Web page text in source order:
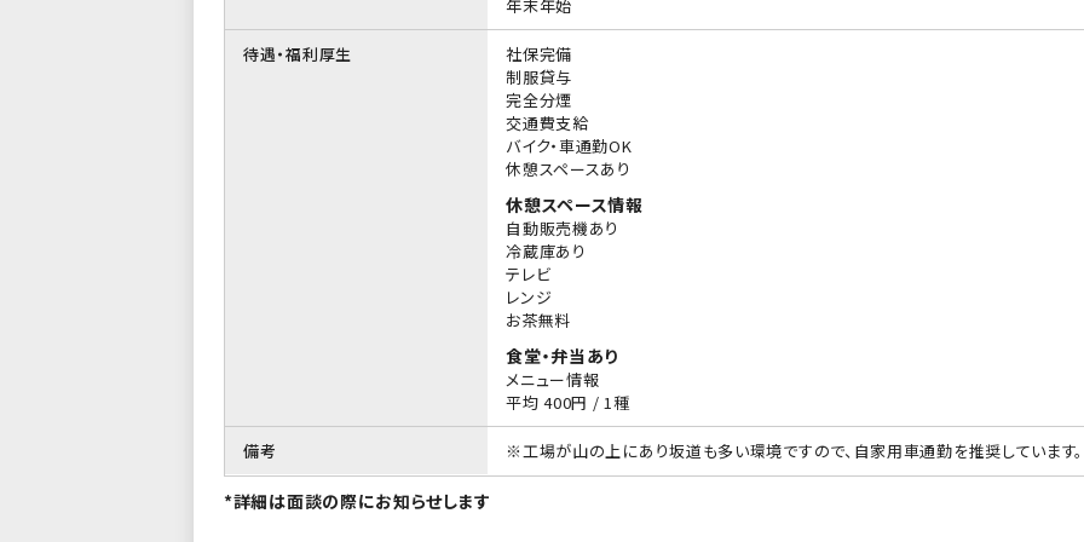
年末年始
待遇・福利厚生
社保完備
制服貸与
完全分煙
交通費支給
バイク・車通勤OK
休憩スペースあり
休憩スペース情報
自動販売機あり
冷蔵庫あり
テレビ
レンジ
お茶無料
食堂・弁当あり
メニュー情報
平均 400円 / 1種
備考 ※工場が山の上にあり坂道も多い環境ですので、自家用車通勤を推奨しています。
*詳細は面談の際にお知らせします